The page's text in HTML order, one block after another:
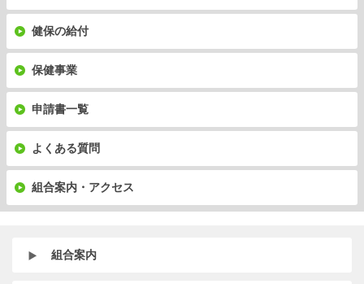
健保の給付
保健事業
申請書一覧
よくある質問
組合案内・アクセス
組合案内